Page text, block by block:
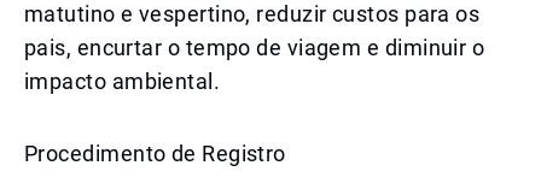
matutino e vespertino, reduzir custos para os
pais, encurtar o tempo de viagem e diminuir o
impacto ambiental.
Procedimento de Registro